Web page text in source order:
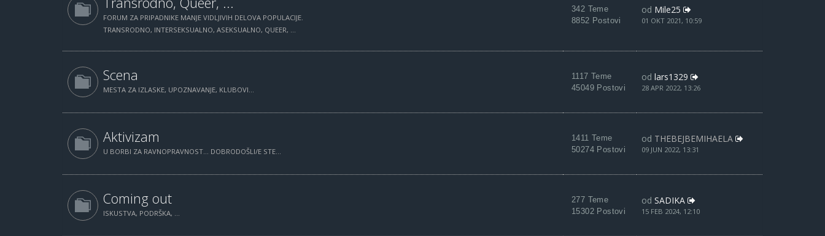
FORUM ZA PRIPADNIKE MANJE VIDLJIVIH DELOVA POPULACIJE.
TRANSRODNO, INTERSEKSUALNO, ASEKSUALNO, QUEER, ...
342 Teme
8852 Postovi
od Mile25
01 OKT 2021, 10:59
Scena
MESTA ZA IZLASKE, UPOZNAVANJE, KLUBOVI...
1117 Teme
45049 Postovi
od lars1329
28 APR 2022, 13:26
Aktivizam
U BORBI ZA RAVNOPRAVNOST... DOBRODOŠLI/E STE...
1411 Teme
50274 Postovi
od THEBEJBEMIHAELA
09 JUN 2022, 13:31
Coming out
ISKUSTVA, PODRŠKA, ...
277 Teme
15302 Postovi
od SADIKA
15 FEB 2024, 12:10